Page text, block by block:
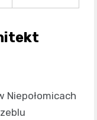
Niepołomicach